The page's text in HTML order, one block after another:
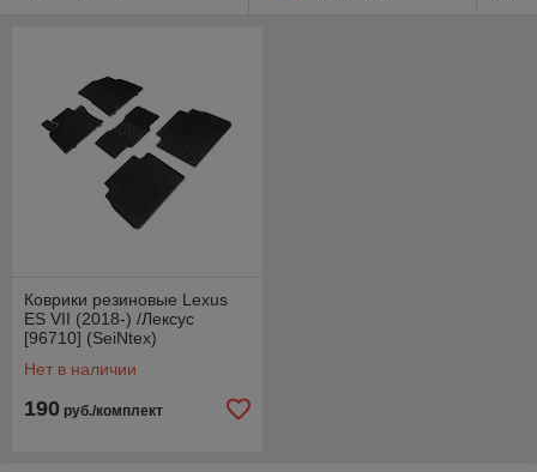
Коврики резиновые Lexus
ES VII (2018-) /Лексус
[96710] (SeiNtex)
Нет в наличии
190 руб./комплект